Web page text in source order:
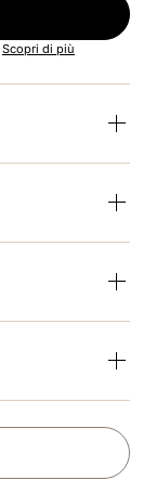
Scopri di più